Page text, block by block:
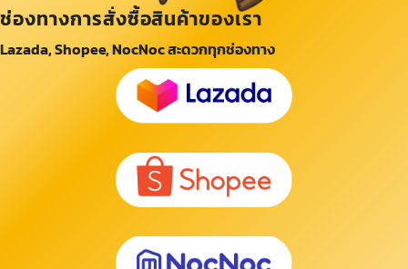
ช่องทางการสั่งซื้อสินค้าของเรา
Lazada, Shopee, NocNoc สะดวกทุกช่องทาง